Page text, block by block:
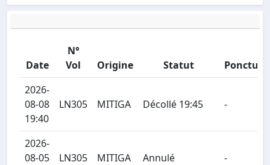
Date
N°
Vol
Origine Statut
2026-
08-08
19:40
LN305 MITIGA Décollé 19:45 -
2026-
08-05
LN305 MITIGA Annulé -